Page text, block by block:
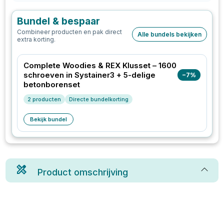
Bundel & bespaar
Combineer producten en pak direct
extra korting.
Alle bundels bekijken
Complete Woodies & REX Klusset – 1600
schroeven in Systainer3 + 5-delige
betonborenset
−7%
2 producten Directe bundelkorting
Bekijk bundel
Product omschrijving